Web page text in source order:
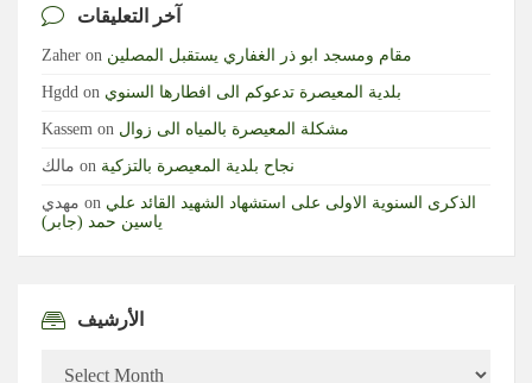
آخر التعليقات
Zaher on مقام ومسجد ابو ذر الغفاري يستقبل المصلين
Hgdd on بلدية المعيصرة تدعوكم الى افطارها السنوي
Kassem on مشكلة المعيصرة بالمياه الى زوال
مالك on نجاح بلدية المعيصرة بالتزكية
مهدي on الذكرى السنوية الاولى على استشهاد الشهيد القائد علي
ياسين حمد (جابر)
الأرشيف